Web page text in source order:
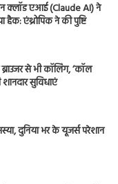
क्लॉड एआई (Claude AI) ने
एंथ्रोपिक ने की पुष्टि
से भी कॉलिंग, ‘कॉल
सुविधाएं
दुनिया भर के यूजर्स परेशान